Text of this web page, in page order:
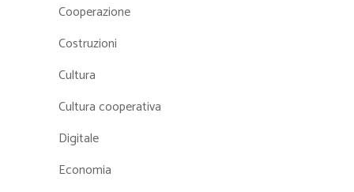
Cooperazione
Costruzioni
Cultura
Cultura cooperativa
Digitale
Economia